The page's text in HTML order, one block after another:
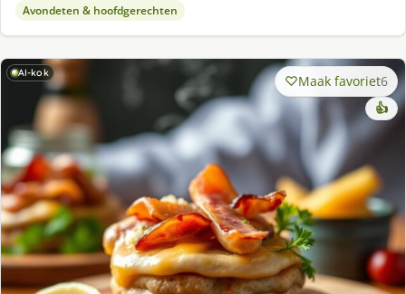
Avondeten & hoofdgerechten
AI-kok Maak favoriet6
👍